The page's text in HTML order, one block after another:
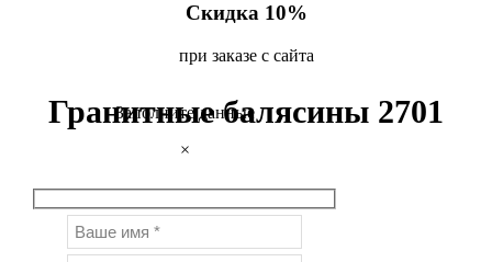
Скидка 10%
при заказе с сайта
Гранитные балясины 2701
Заполните данные
×